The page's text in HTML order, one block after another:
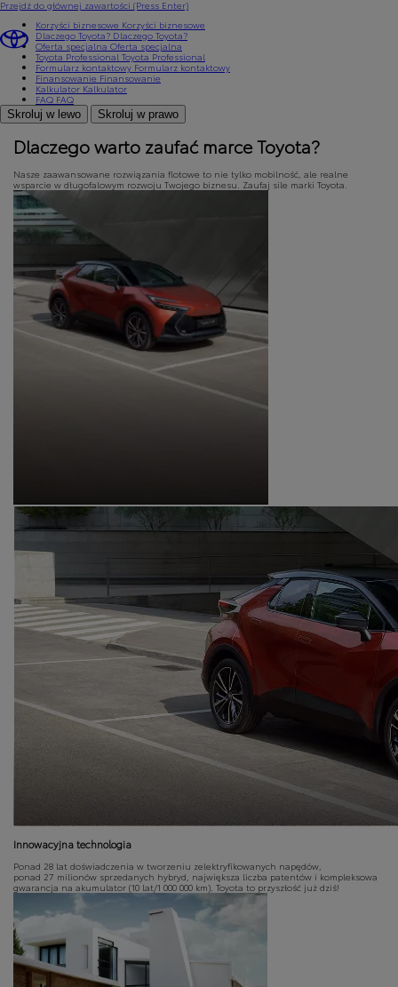
Przejdź do głównej zawartości (Press Enter)
Korzyści biznesowe Korzyści biznesowe
Dlaczego Toyota? Dlaczego Toyota?
Oferta specjalna Oferta specjalna
Toyota Professional Toyota Professional
Formularz kontaktowy Formularz kontaktowy
Finansowanie Finansowanie
Kalkulator Kalkulator
FAQ FAQ
Skroluj w lewo
Skroluj w prawo
Dlaczego warto zaufać marce Toyota?
Nasze zaawansowane rozwiązania flotowe to nie tylko mobilność, ale realne
wsparcie w długofalowym rozwoju Twojego biznesu. Zaufaj sile marki Toyota.
Innowacyjna technologia
Ponad 28 lat doświadczenia w tworzeniu zelektryfikowanych napędów,
ponad 27 milionów sprzedanych hybryd, największa liczba patentów i kompleksowa
gwarancja na akumulator (10 lat/1 000 000 km). Toyota to przyszłość już dziś!